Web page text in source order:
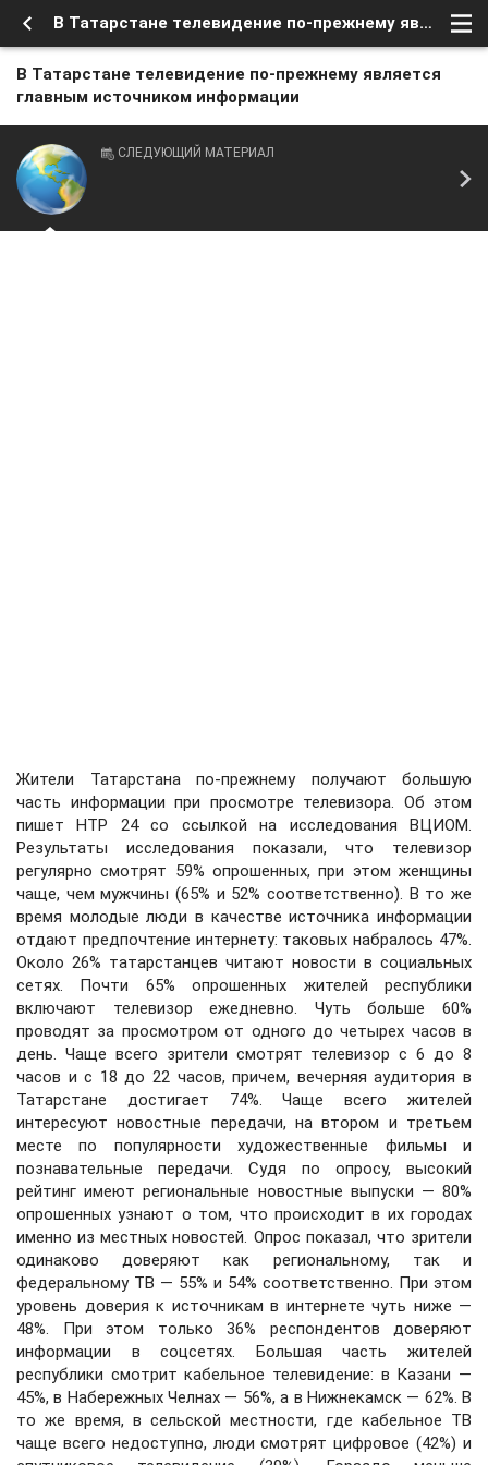
В Татарстане телевидение по-прежнему является главным источником информации
В Татарстане телевидение по-прежнему является
главным источником информации
СЛЕДУЮЩИЙ МАТЕРИАЛ
Жители Татарстана по-прежнему получают большую
часть информации при просмотре телевизора. Об этом
пишет НТР 24 со ссылкой на исследования ВЦИОМ.
Результаты исследования показали, что телевизор
регулярно смотрят 59% опрошенных, при этом женщины
чаще, чем мужчины (65% и 52% соответственно). В то же
время молодые люди в качестве источника информации
отдают предпочтение интернету: таковых набралось 47%.
Около 26% татарстанцев читают новости в социальных
сетях. Почти 65% опрошенных жителей республики
включают телевизор ежедневно. Чуть больше 60%
проводят за просмотром от одного до четырех часов в
день. Чаще всего зрители смотрят телевизор с 6 до 8
часов и с 18 до 22 часов, причем, вечерняя аудитория в
Татарстане достигает 74%. Чаще всего жителей
интересуют новостные передачи, на втором и третьем
месте по популярности художественные фильмы и
познавательные передачи. Судя по опросу, высокий
рейтинг имеют региональные новостные выпуски — 80%
опрошенных узнают о том, что происходит в их городах
именно из местных новостей. Опрос показал, что зрители
одинаково доверяют как региональному, так и
федеральному ТВ — 55% и 54% соответственно. При этом
уровень доверия к источникам в интернете чуть ниже —
48%. При этом только 36% респондентов доверяют
информации в соцсетях. Большая часть жителей
республики смотрит кабельное телевидение: в Казани —
45%, в Набережных Челнах — 56%, а в Нижнекамск — 62%. В
то же время, в сельской местности, где кабельное ТВ
чаще всего недоступно, люди смотрят цифровое (42%) и